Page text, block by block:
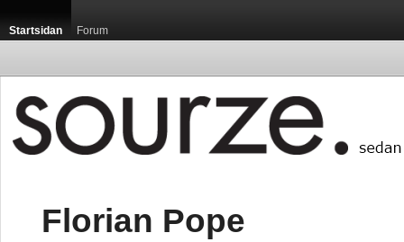
Startsidan Forum
Florian Pope